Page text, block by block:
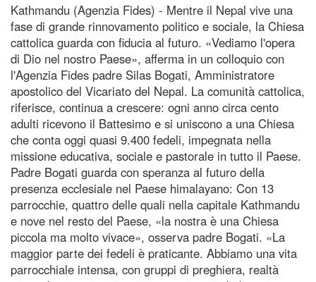
Kathmandu (Agenzia Fides) - Mentre il Nepal vive una
fase di grande rinnovamento politico e sociale, la Chiesa
cattolica guarda con fiducia al futuro. «Vediamo l'opera
di Dio nel nostro Paese», afferma in un colloquio con
l'Agenzia Fides padre Silas Bogati, Amministratore
apostolico del Vicariato del Nepal. La comunità cattolica,
riferisce, continua a crescere: ogni anno circa cento
adulti ricevono il Battesimo e si uniscono a una Chiesa
che conta oggi quasi 9.400 fedeli, impegnata nella
missione educativa, sociale e pastorale in tutto il Paese.
Padre Bogati guarda con speranza al futuro della
presenza ecclesiale nel Paese himalayano: Con 13
parrocchie, quattro delle quali nella capitale Kathmandu
e nove nel resto del Paese, «la nostra è una Chiesa
piccola ma molto vivace», osserva padre Bogati. «La
maggior parte dei fedeli è praticante. Abbiamo una vita
parrocchiale intensa, con gruppi di preghiera, realtà